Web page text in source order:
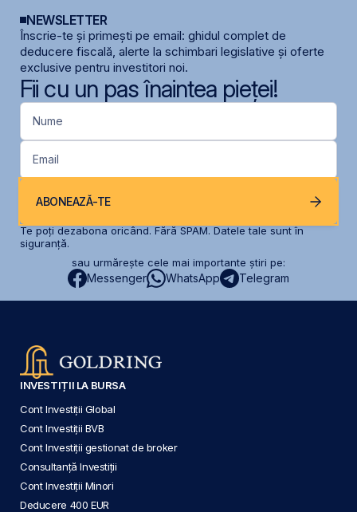
NEWSLETTER
Înscrie-te și primești pe email: ghidul complet de
deducere fiscală, alerte la schimbari legislative și oferte
exclusive pentru investitori noi.
Fii cu un pas înaintea pieței!
Nume
Email
ABONEAZĂ-TE
Te poți dezabona oricând. Fără SPAM. Datele tale sunt în
siguranță.
sau urmărește cele mai importante știri pe:
Messenger WhatsApp Telegram
INVESTIȚII LA BURSA
Cont Investiții Global
Cont Investiții BVB
Cont Investiții gestionat de broker
Consultanță Investiții
Cont Investiții Minori
Deducere 400 EUR